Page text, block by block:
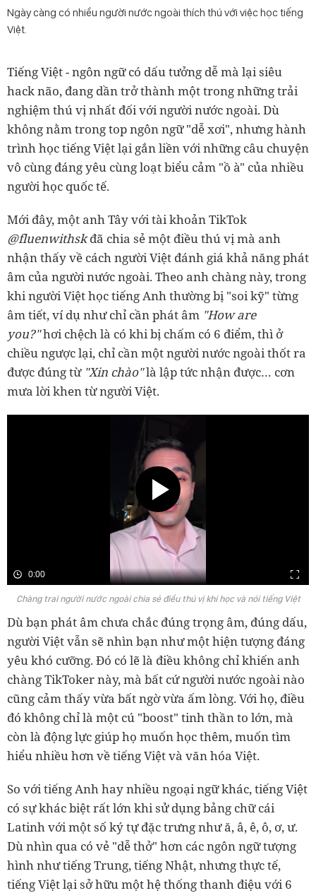
Ngày càng có nhiều người nước ngoài thích thú với việc học tiếng
Việt.
Tiếng Việt - ngôn ngữ có dấu tưởng dễ mà lại siêu
hack não, đang dần trở thành một trong những trải
nghiệm thú vị nhất đối với người nước ngoài. Dù
không nằm trong top ngôn ngữ "dễ xơi", nhưng hành
trình học tiếng Việt lại gắn liền với những câu chuyện
vô cùng đáng yêu cùng loạt biểu cảm "ồ à" của nhiều
người học quốc tế.
Mới đây, một anh Tây với tài khoản TikTok
@fluenwithskđã chia sẻ một điều thú vị mà anh
nhận thấy về cách người Việt đánh giá khả năng phát
âm của người nước ngoài. Theo anh chàng này, trong
khi người Việt học tiếng Anh thường bị "soi kỹ" từng
âm tiết, ví dụ như chỉ cần phát âm "How are
you?"hơi chệch là có khi bị chấm có 6 điểm, thì ở
chiều ngược lại, chỉ cần một người nước ngoài thốt ra
được đúng từ "Xin chào"là lập tức nhận được… cơn
mưa lời khen từ người Việt.
0:00
Chàng trai người nước ngoài chia sẻ điều thú vị khi học và nói tiếng Việt
Dù bạn phát âm chưa chắc đúng trọng âm, đúng dấu,
người Việt vẫn sẽ nhìn bạn như một hiện tượng đáng
yêu khó cưỡng. Đó có lẽ là điều không chỉ khiến anh
chàng TikToker này, mà bất cứ người nước ngoài nào
cũng cảm thấy vừa bất ngờ vừa ấm lòng. Với họ, điều
đó không chỉ là một cú "boost" tinh thần to lớn, mà
còn là động lực giúp họ muốn học thêm, muốn tìm
hiểu nhiều hơn về tiếng Việt và văn hóa Việt.
So với tiếng Anh hay nhiều ngoại ngữ khác, tiếng Việt
có sự khác biệt rất lớn khi sử dụng bảng chữ cái
Latinh với một số ký tự đặc trưng như ă, â, ê, ô, ơ, ư.
Dù nhìn qua có vẻ "dễ thở" hơn các ngôn ngữ tượng
hình như tiếng Trung, tiếng Nhật, nhưng thực tế,
tiếng Việt lại sở hữu một hệ thống thanh điệu với 6